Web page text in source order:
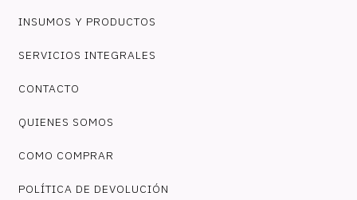
INSUMOS Y PRODUCTOS
SERVICIOS INTEGRALES
CONTACTO
QUIENES SOMOS
COMO COMPRAR
POLÍTICA DE DEVOLUCIÓN